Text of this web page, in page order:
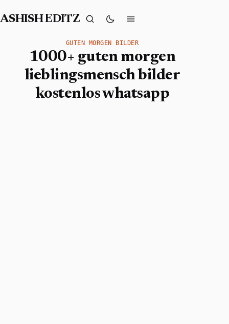
ASHISH EDITZ
GUTEN MORGEN BILDER
1000+ guten morgen
lieblingsmensch bilder
kostenlos whatsapp